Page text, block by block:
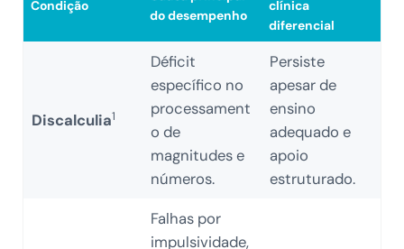
Condição
do desempenho
clínica
diferencial
Discalculia1
Déficit
específico no
processament
o de
magnitudes e
números.
Persiste
apesar de
ensino
adequado e
apoio
estruturado.
Falhas por
impulsividade,